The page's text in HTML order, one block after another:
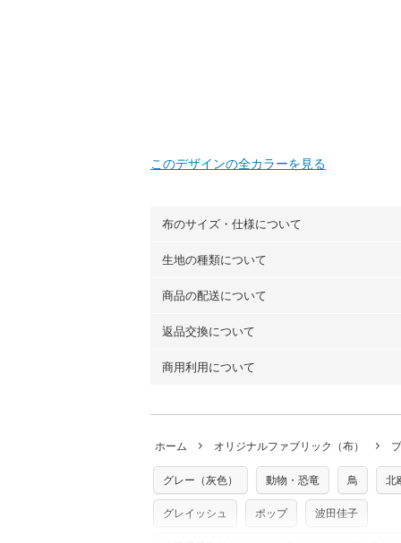
このデザインの全カラーを見る
布のサイズ・仕様について
布の長さは50cm単位での販売になります。
※カットを希望の方は備考欄に「50cmず
単位でのカットのみ）
生地の種類について
・現在、すべてのデザインのプリントに
ーン）・コットンリネン（ビエラ織）・
（キャンバス・11号帆布）です。
商品の配送について
・ネコポスでの配送は、布は2mまで型
ります。
※万が一、検品時に不備が見つかった場
※土日祝は営業日に含まれません。
※配送日のご指定は承れません。出来上が
返品交換について
・布はご注文後に注文数量のみをプリント
ていた色味と違う、などの理由での返品
返品・交換対象の基準について詳しくは
商用利用について
た記載も不要です。（製品化した際に起
店及びnunocoto fabricは一切の責任を負
※有料型紙（ホームソーイング型紙シリー
型紙は商用利用できませんのでご注意く
ホーム オリジナルファブリック（布）
グレー（灰色） 動物・恐竜 鳥 北
グレイッシュ ポップ 波田佳子